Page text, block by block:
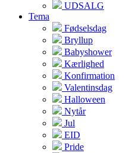
UDSALG
Tema
Fødselsdag
Bryllup
Babyshower
Kærlighed
Konfirmation
Valentinsdag
Halloween
Nytår
Jul
EID
Pride